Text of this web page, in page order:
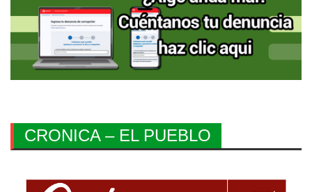
CRONICA – EL PUEBLO